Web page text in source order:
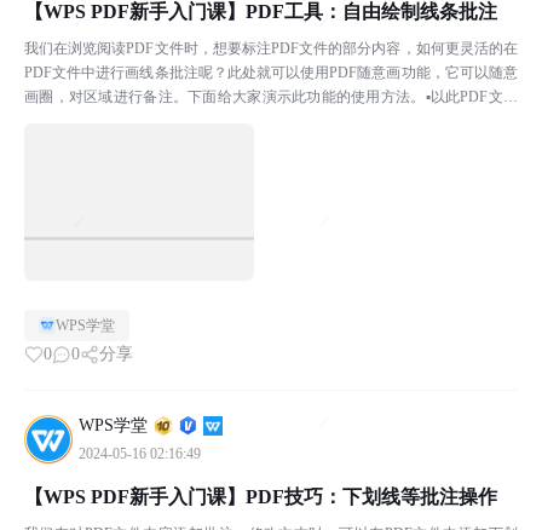
【WPS PDF新手入门课】PDF工具：自由绘制线条批注
我们在浏览阅读PDF文件时，想要标注PDF文件的部分内容，如何更灵活的在
PDF文件中进行画线条批注呢？此处就可以使用PDF随意画功能，它可以随意
画圈，对区域进行备注。下面给大家演示此功能的使用方法。▪以此PDF文件
WPS学堂
0 0 分享
WPS学堂
2024-05-16 02:16:49
【WPS PDF新手入门课】PDF技巧：下划线等批注操作